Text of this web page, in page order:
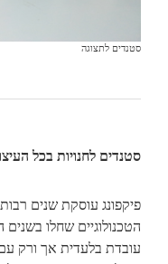
סטנדים לתצוגה
סטנדים לחנויות בכל
פיקפונג עוסקת שנים
הטכנולוגיים שחלו